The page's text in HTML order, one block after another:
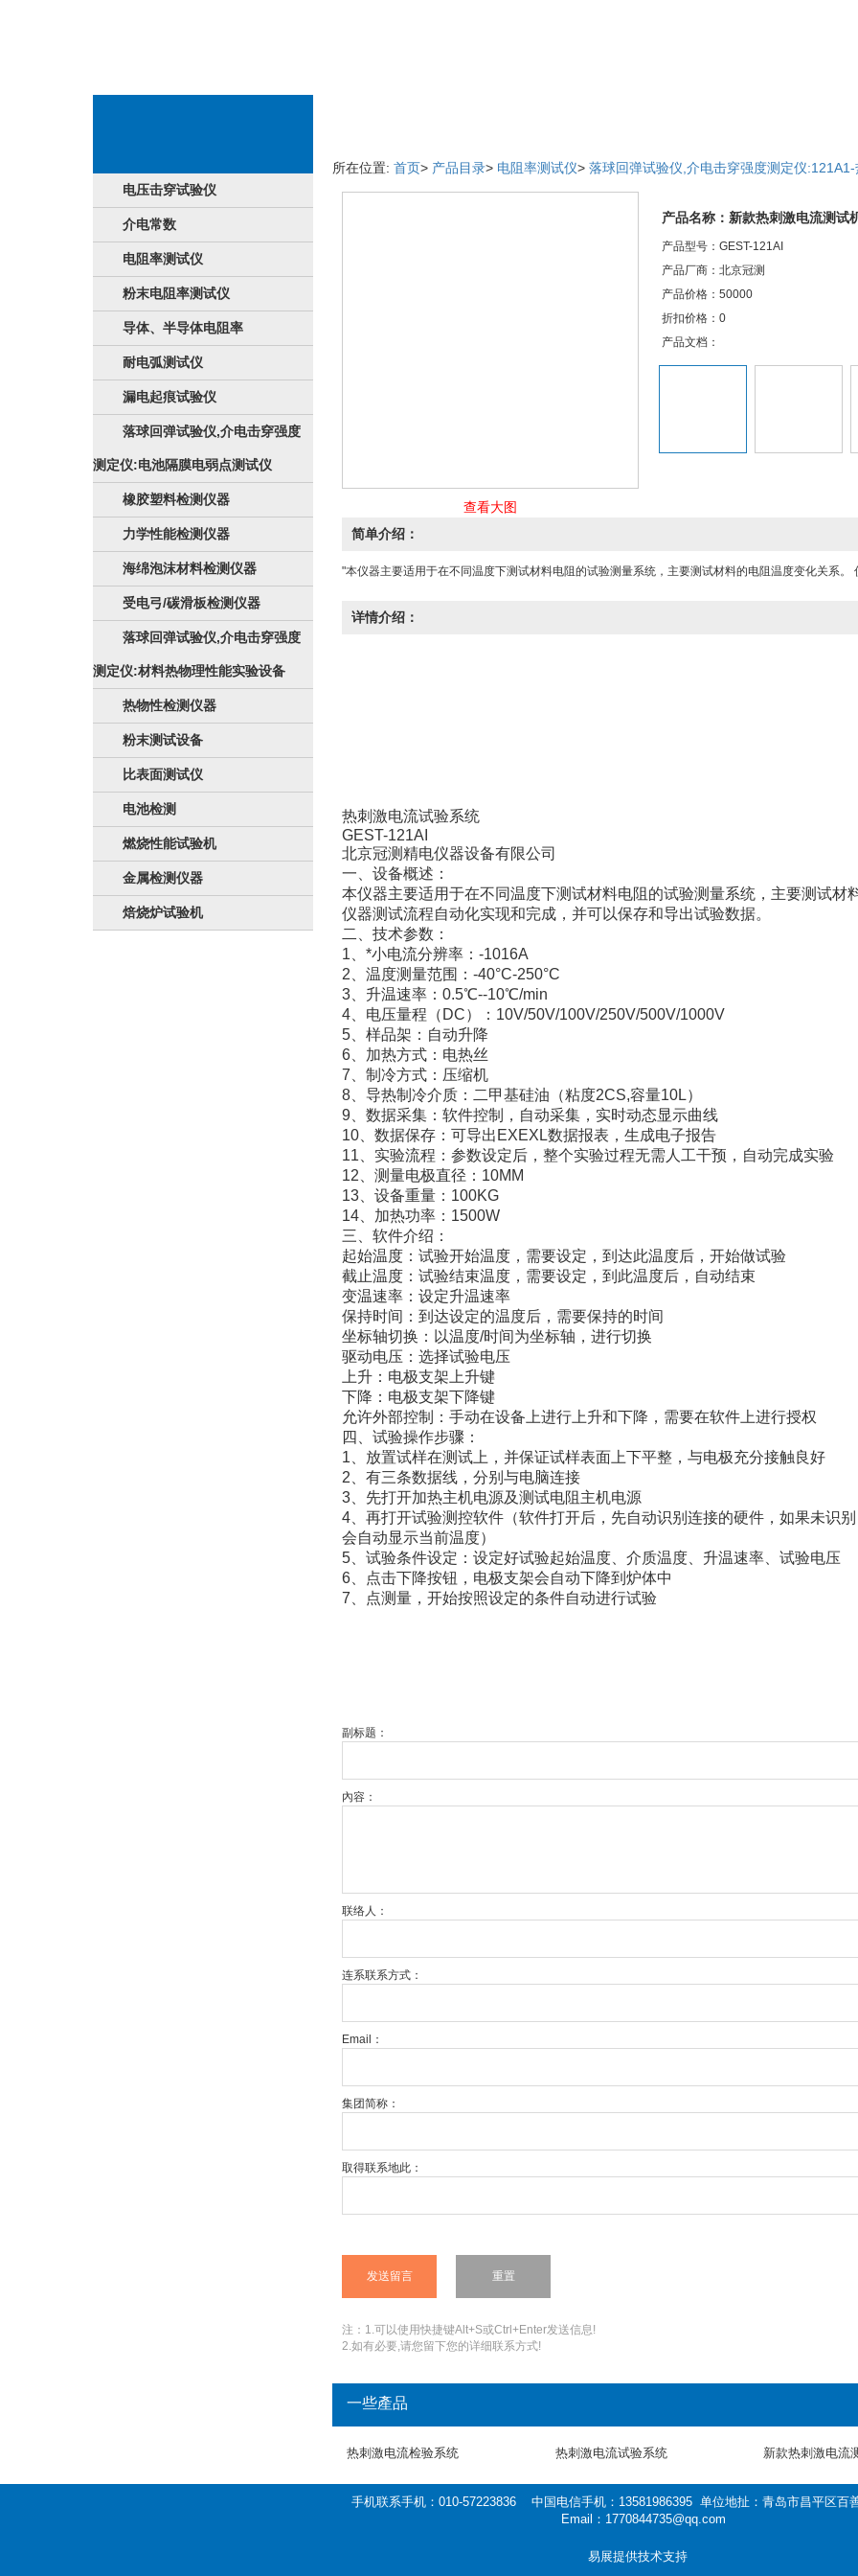
电压击穿试验仪
介电常数
电阻率测试仪
粉末电阻率测试仪
导体、半导体电阻率
耐电弧测试仪
漏电起痕试验仪
落球回弹试验仪,介电击穿强度
测定仪:电池隔膜电弱点测试仪
橡胶塑料检测仪器
力学性能检测仪器
海绵泡沫材料检测仪器
受电弓/碳滑板检测仪器
落球回弹试验仪,介电击穿强度
测定仪:材料热物理性能实验设备
热物性检测仪器
粉末测试设备
比表面测试仪
电池检测
燃烧性能试验机
金属检测仪器
焙烧炉试验机
所在位置: 首页> 产品目录> 电阻率测试仪> 落球回弹试验仪,介电击穿强度测定仪
查看大图
产品名称：新款热刺激电流测试
产品型号：GEST-121AI
产品厂商：北京冠测
产品价格：50000
折扣价格：0
产品文档：
简单介绍：
"本仪器主要适用于在不同温度下测试材料电阻的试验测量系统，主要测试材料的电阻温度变化关系
详情介绍：
热刺激电流试验系统
GEST-121AI
北京冠测精电仪器设备有限公司
一、设备概述：
本仪器主要适用于在不同温度下测试材料电阻的试验测量系统，主要测试材
仪器测试流程自动化实现和完成，并可以保存和导出试验数据。
二、技术参数：
1、*小电流分辨率：-1016A
2、温度测量范围：-40°C-250°C
3、升温速率：0.5℃--10℃/min
4、电压量程（DC）：10V/50V/100V/250V/500V/1000V
5、样品架：自动升降
6、加热方式：电热丝
7、制冷方式：压缩机
8、导热制冷介质：二甲基硅油（粘度2CS,容量10L）
9、数据采集：软件控制，自动采集，实时动态显示曲线
10、数据保存：可导出EXEXL数据报表，生成电子报告
11、实验流程：参数设定后，整个实验过程无需人工干预，自动完成实验
12、测量电极直径：10MM
13、设备重量：100KG
14、加热功率：1500W
三、软件介绍：
起始温度：试验开始温度，需要设定，到达此温度后，开始做试验
截止温度：试验结束温度，需要设定，到此温度后，自动结束
变温速率：设定升温速率
保持时间：到达设定的温度后，需要保持的时间
坐标轴切换：以温度/时间为坐标轴，进行切换
驱动电压：选择试验电压
上升：电极支架上升键
下降：电极支架下降键
允许外部控制：手动在设备上进行上升和下降，需要在软件上进行授权
四、试验操作步骤：
1、放置试样在测试上，并保证试样表面上下平整，与电极充分接触良好
2、有三条数据线，分别与电脑连接
3、先打开加热主机电源及测试电阻主机电源
4、再打开试验测控软件（软件打开后，先自动识别连接的硬件，如果未识
会自动显示当前温度）
5、试验条件设定：设定好试验起始温度、介质温度、升温速率、试验电压
6、点击下降按钮，电极支架会自动下降到炉体中
7、点测量，开始按照设定的条件自动进行试验
副标题：
內容：
联络人：
连系联系方式：
Email：
集团简称：
取得联系地此：
注：1.可以使用快捷键Alt+S或Ctrl+Enter发送信息!
2.如有必要,请您留下您的详细联系方式!
一些產品
热刺激电流检验系统 热刺激电流试验系统 新款热刺激电流
手机联系手机：010-57223836 中国电信手机：13581986395 单位地扯：青岛市昌平区百
Email：1770844735@qq.com
易展提供技术支持